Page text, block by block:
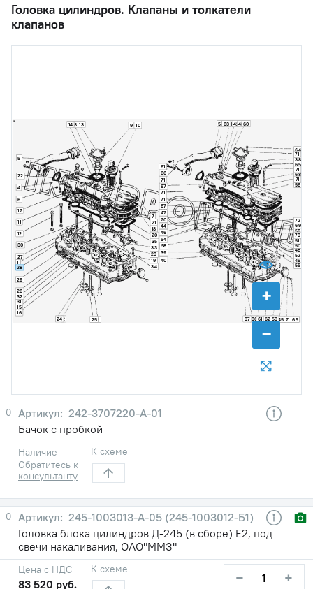
Головка цилиндров. Клапаны и толкатели
клапанов
+
−
1
2 3
4
5
6
7
8 9 10
11
12
13
14
15
16
17
18
19
20
21
22
23
24 25
26
27
28
29
30
31
32
33
34
35
36
37
38
39
40
41 4243
44
45
46
47
48
49
50
51
52
53
54
55
56
57
58
59
60
61
61 62
63
64
65
65
66
67
67
68
69
70
71
71
71
71
71
71
71
72
73
0
242-3707220-А-01
Бачок с пробкой
Наличие
Обратитесь к
консультанту
К схеме
0
245-1003013-А-05 (245-1003012-Б1)
Головка блока цилиндров Д-245 (в сборе) Е2, под
свечи накаливания, ОАО"ММЗ"
Цена с НДС
83 520 руб.
К схеме − +